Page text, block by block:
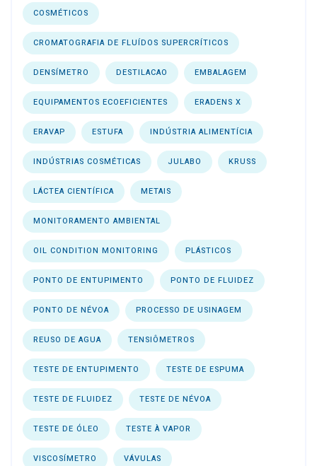
COSMÉTICOS
CROMATOGRAFIA DE FLUÍDOS SUPERCRÍTICOS
DENSÍMETRO DESTILACAO EMBALAGEM
EQUIPAMENTOS ECOEFICIENTES ERADENS X
ERAVAP ESTUFA INDÚSTRIA ALIMENTÍCIA
INDÚSTRIAS COSMÉTICAS JULABO KRUSS
LÁCTEA CIENTÍFICA METAIS
MONITORAMENTO AMBIENTAL
OIL CONDITION MONITORING PLÁSTICOS
PONTO DE ENTUPIMENTO PONTO DE FLUIDEZ
PONTO DE NÉVOA PROCESSO DE USINAGEM
REUSO DE AGUA TENSIÔMETROS
TESTE DE ENTUPIMENTO TESTE DE ESPUMA
TESTE DE FLUIDEZ TESTE DE NÉVOA
TESTE DE ÓLEO TESTE À VAPOR
VISCOSÍMETRO VÁVULAS